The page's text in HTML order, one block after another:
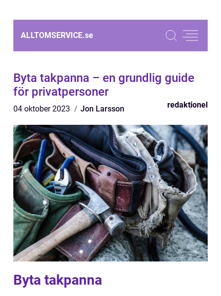
ALLTOMSERVICE.se
Byta takpanna – en grundlig guide
för privatpersoner
04 oktober 2023 Jon Larsson redaktionel
Byta takpanna